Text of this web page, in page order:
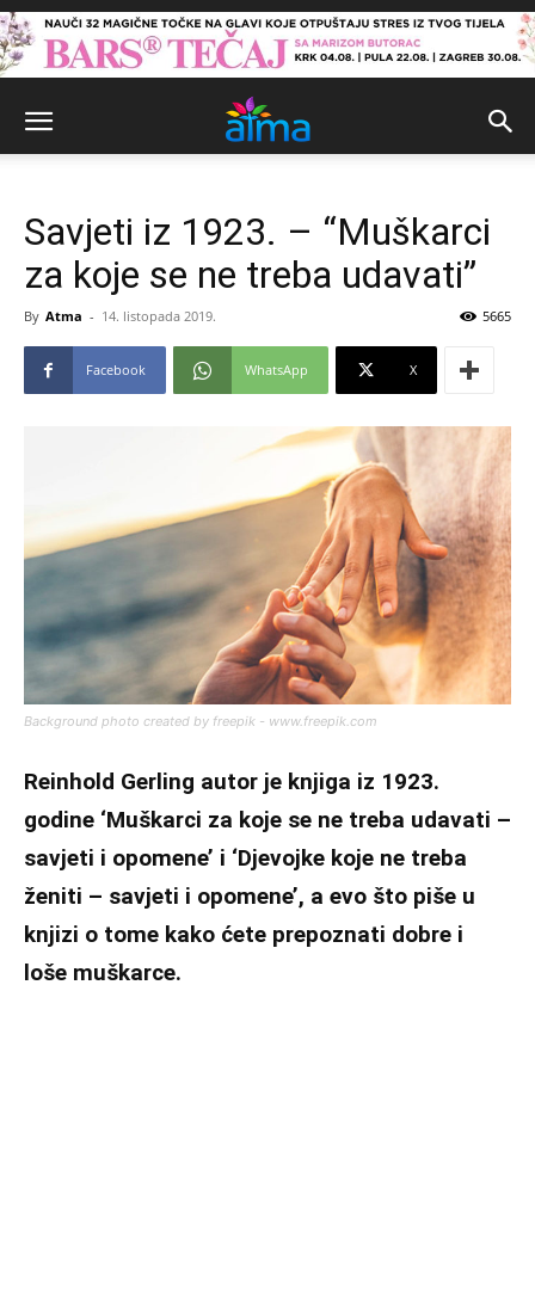
Savjeti iz 1923. – “Muškarci
za koje se ne treba udavati”
By Atma - 14. listopada 2019. 5665
Facebook WhatsApp X
Background photo created by freepik - www.freepik.com
Reinhold Gerling autor je knjiga iz 1923.
godine ‘Muškarci za koje se ne treba udavati –
savjeti i opomene’ i ‘Djevojke koje ne treba
ženiti – savjeti i opomene’, a evo što piše u
knjizi o tome kako ćete prepoznati dobre i
loše muškarce.